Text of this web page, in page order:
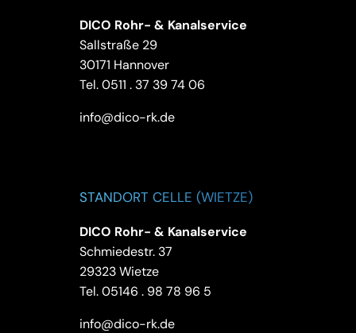
DICO Rohr- & Kanalservice
Sallstraße 29
30171 Hannover
Tel.0511 . 37 39 74 06
info@dico-rk.de
STANDORT CELLE (WIETZE)
DICO Rohr- & Kanalservice
Schmiedestr. 37
29323 Wietze
Tel.05146 . 98 78 96 5
info@dico-rk.de